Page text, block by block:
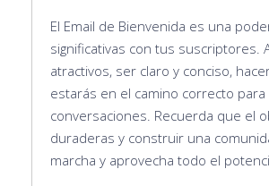
El Email de Bienvenida es una
significativas con tus suscriptores.
atractivos, ser claro y conciso,
estarás en el camino correcto
conversaciones. Recuerda que el
duraderas y construir una
marcha y aprovecha todo el